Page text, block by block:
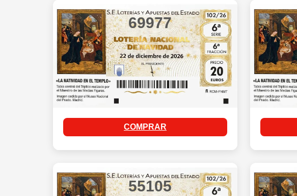
69977
COMPRAR
55105